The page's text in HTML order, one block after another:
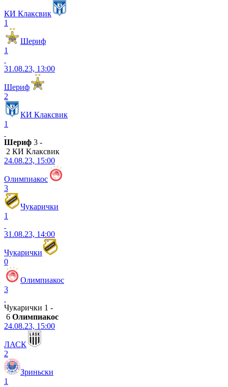
КИ Клаксвик
1
Шериф
1
31.08.23, 13:00
Шериф
2
КИ Клаксвик
1
Шериф 3 -
2 КИ Клаксвик
24.08.23, 15:00
Олимпиакос
3
Чукарички
1
31.08.23, 14:00
Чукарички
0
Олимпиакос
3
Чукарички 1 -
6 Олимпиакос
24.08.23, 15:00
ЛАСК
2
Зриньски
1